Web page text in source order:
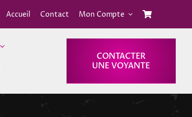
Accueil Contact Mon Compte
CONTACTER
UNE VOYANTE